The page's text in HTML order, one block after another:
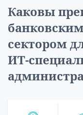
Каковы
сектором
ИТ-